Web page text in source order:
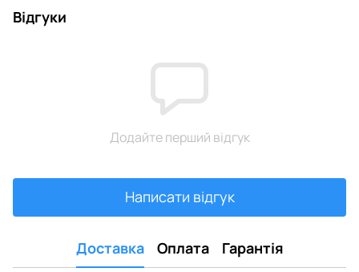
Відгуки
Додайте перший відгук
Написати відгук
Доставка Оплата Гарантія